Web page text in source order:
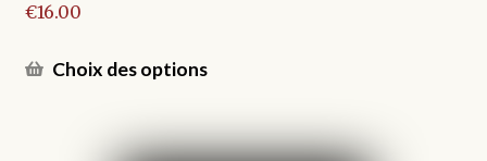
€16.00
Choix des optionsCe
plusieurs